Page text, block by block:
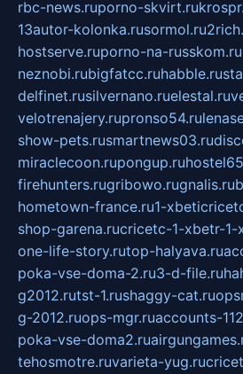
rbc-news.ruporno-skvirt.ru
13autor-kolonka.rusormol.ru
hostserve.ruporno-na-russkom.ru
neznobi.rubigfatcc.ruhabble.ru
delfinet.rusilvernano.ruelestal.ru
velotrenajery.rupronso54.ru
show-pets.rusmartnews03.ru
miraclecoon.rupongup.ru
firehunters.rugribowo.rugnalis.ru
hometown-france.ru1-
shop-garena.rucricetc-1-xbetr-1-
one-life-story.rutop-halyava.ru
poka-vse-doma-2.ru3-d-file.ru
g2012.rutst-1.rushaggy-cat.ru
g-2012.ruops-mgr.ruaccounts-
poka-vse-doma2.ru
tehosmotre.ruvarieta-yug.ru